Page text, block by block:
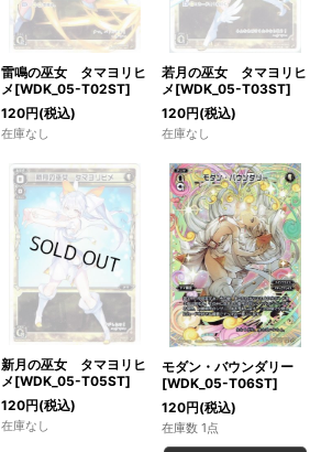
絞り込む
雷鳴の巫女 タマヨリヒ
メ[WDK_05-T02ST]
120円(税込)
在庫なし
若月の巫女 タマヨリヒ
メ[WDK_05-T03ST]
120円(税込)
在庫なし
新月の巫女 タマヨリヒ
メ[WDK_05-T05ST]
120円(税込)
在庫なし
モダン・バウンダリー
[WDK_05-T06ST]
120円(税込)
在庫数 1点